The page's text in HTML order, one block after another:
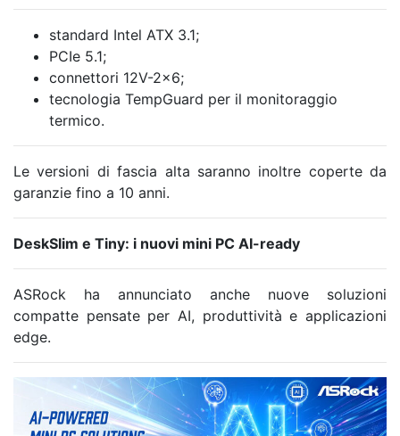
standard Intel ATX 3.1;
PCIe 5.1;
connettori 12V-2×6;
tecnologia TempGuard per il monitoraggio
termico.
Le versioni di fascia alta saranno inoltre coperte da
garanzie fino a 10 anni.
DeskSlim e Tiny: i nuovi mini PC AI-ready
ASRock ha annunciato anche nuove soluzioni
compatte pensate per AI, produttività e applicazioni
edge.